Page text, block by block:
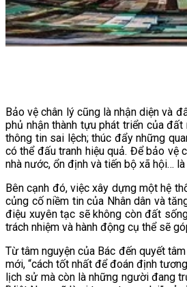
Bảo vệ chân lý cũng là nhận diện và
phủ nhận thành tựu phát triển của
thông tin sai lệch; thúc đẩy những
có thể đấu tranh hiệu quả. Để bảo vệ
nhà nước, ổn định và tiến bộ xã hội…
Bên cạnh đó, việc xây dựng một hệ
củng cố niềm tin của Nhân dân và
điệu xuyên tạc sẽ không còn đất
trách nhiệm và hành động cụ thể sẽ
Từ tâm nguyện của Bác đến quyết
mới, “cách tốt nhất để đoán định
lịch sử mà còn là những người đang